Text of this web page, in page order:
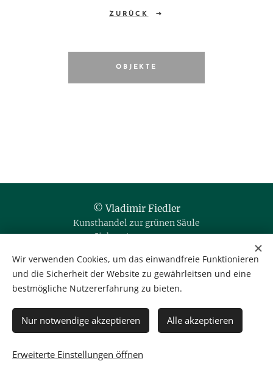
ZURÜCK
OBJEKTE
© Vladimir Fiedler
Kunsthandel zur grünen Säule
Siebensterngasse 20
Tel. & Fax: +43 1 523 35 80
Mobil: +43 664 35 666 76
IBAN: AT56 1400 0015 1089 7540
BIC: BAWAATWW
Datenschutzerklärung
Wir verwenden Cookies, um das einwandfreie Funktionieren
und die Sicherheit der Website zu gewährleitsen und eine
bestmögliche Nutzererfahrung zu bieten.
Nur notwendige akzeptieren Alle akzeptieren
Erweiterte Einstellungen öffnen